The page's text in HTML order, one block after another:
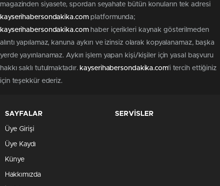
magazinden siyasete, spordan seyahate bütün konuların tek adresi
kayserihabersondakika.complatformunda;
kayserihabersondakika.comhaber içerikleri kaynak gösterilmeden
alıntı yapılamaz, kanuna aykırı ve izinsiz olarak kopyalanamaz, başka
yerde yayınlanamaz. Aykırı işlem yapan kişi/kişiler için yasal başvuru
hakkı saklı tutulmaktadır. kayserihabersondakika.com'i tercih ettiğiniz
için teşekkür ederiz.
SAYFALAR
Üye Girişi
Üye Kaydı
Künye
Hakkımızda
SERVİSLER